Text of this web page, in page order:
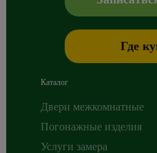
Где
Каталог
Двери межкомнатные
Погонажные изделия
Услуги замера